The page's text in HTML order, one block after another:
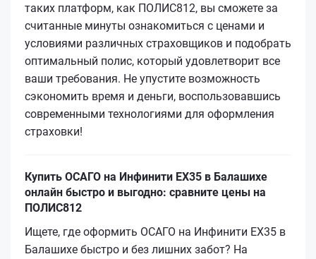
таких платформ, как ПОЛИС812, вы сможете за
считанные минуты ознакомиться с ценами и
условиями различных страховщиков и подобрать
оптимальный полис, который удовлетворит все
ваши требования. Не упустите возможность
сэкономить время и деньги, воспользовавшись
современными технологиями для оформления
страховки!
Купить ОСАГО на Инфинити EX35 в Балашихе
онлайн быстро и выгодно: сравните цены на
ПОЛИС812
Ищете, где оформить ОСАГО на Инфинити EX35 в
Балашихе быстро и без лишних забот? На